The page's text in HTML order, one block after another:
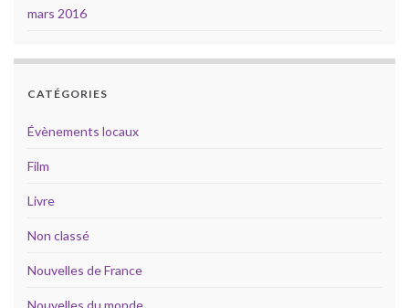
mars 2016
CATÉGORIES
Évènements locaux
Film
Livre
Non classé
Nouvelles de France